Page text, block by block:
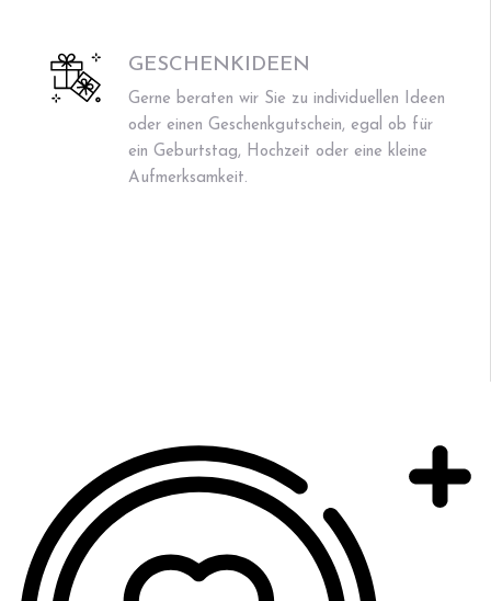
GESCHENKIDEEN
Gerne beraten wir Sie zu individuellen Ideen
oder einen Geschenkgutschein, egal ob für
ein Geburtstag, Hochzeit oder eine kleine
Aufmerksamkeit.